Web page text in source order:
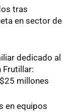
tras
en sector de
dedicado al
Frutillar:
millones
en equipos